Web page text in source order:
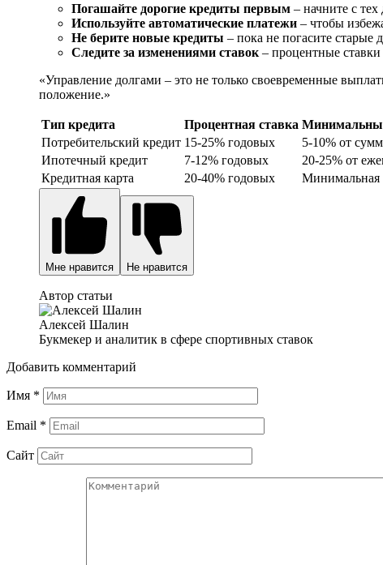
Погашайте дорогие кредиты первым – начните с
Используйте автоматические платежи – чтобы
Не берите новые кредиты – пока не погасите старые
Следите за изменениями ставок – процентные
«Управление долгами – это не только своевременные
положение.»
Тип кредита Процентная ставка
Потребительский кредит 15-25% годовых
5-10% от
Ипотечный кредит
7-12% годовых
20-25% от
Кредитная карта
20-40% годовых Минимальная
Мне нравится Не нравится
Автор статьи
Алексей Шалин
Букмекер и аналитик в сфере спортивных ставок
Добавить комментарий
Имя *
Email *
Сайт